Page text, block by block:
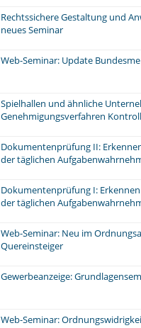
Rechtssichere Gestaltung und
neues Seminar
Web-Seminar: Update
Spielhallen und ähnliche
Genehmigungsverfahren
Dokumentenprüfung II:
der täglichen
Dokumentenprüfung I:
der täglichen
Web-Seminar: Neu im
Quereinsteiger
Gewerbeanzeige:
Web-Seminar: